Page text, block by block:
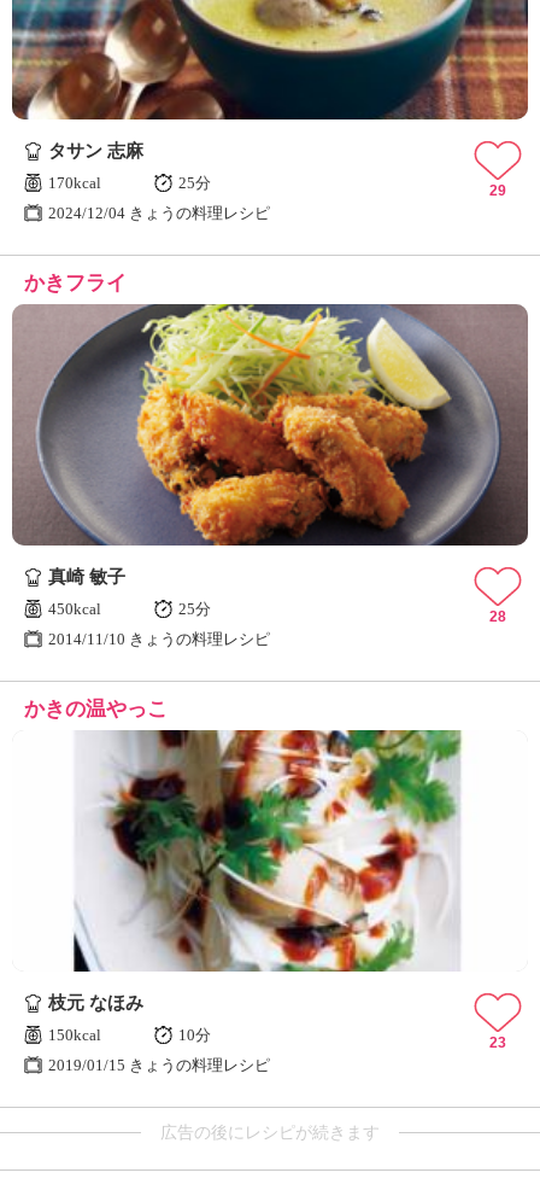
タサン 志麻
170kcal
25分
2024/12/04 きょうの料理レシピ
29
かきフライ
真崎 敏子
450kcal
25分
2014/11/10 きょうの料理レシピ
28
かきの温やっこ
枝元 なほみ
150kcal
10分
2019/01/15 きょうの料理レシピ
23
広告の後にレシピが続きます